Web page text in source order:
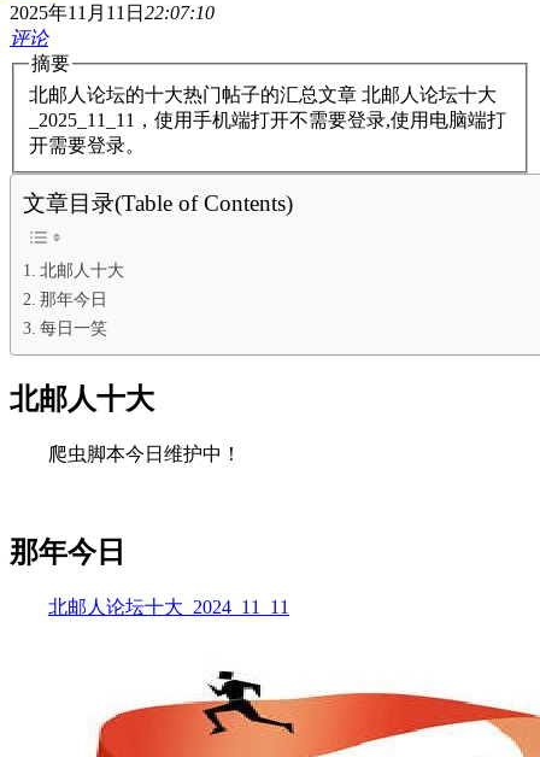
2025年11月11日 22:07:10
评论
摘要
北邮人论坛的十大热门帖子的汇总文章 北邮人论坛十大
_2025_11_11，使用手机端打开不需要登录,使用电脑端打
开需要登录。
文章目录(Table of Contents)
北邮人十大
那年今日
每日一笑
北邮人十大
爬虫脚本今日维护中！
那年今日
北邮人论坛十大_2024_11_11